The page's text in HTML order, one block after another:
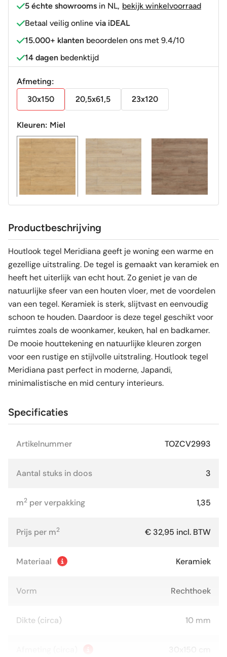
5 échte showrooms in NL, bekijk winkelvoorraad
Betaal veilig online via iDEAL
15.000+ klanten beoordelen ons met 9.4/10
14 dagen bedenktijd
Afmeting:
30x150
20,5x61,5 23x120
Kleuren: Miel
Productbeschrijving
Houtlook tegel Meridiana geeft je woning een warme en
gezellige uitstraling. De tegel is gemaakt van keramiek en
heeft het uiterlijk van echt hout. Zo geniet je van de
natuurlijke sfeer van een houten vloer, met de voordelen
van een tegel. Keramiek is sterk, slijtvast en eenvoudig
schoon te houden. Daardoor is deze tegel geschikt voor
ruimtes zoals de woonkamer, keuken, hal en badkamer.
De mooie houttekening en natuurlijke kleuren zorgen
voor een rustige en stijlvolle uitstraling. Houtlook tegel
Meridiana past perfect in moderne, Japandi,
minimalistische en mid century interieurs.
Specificaties
Artikelnummer TOZCV2993
Aantal stuks in doos 3
m2 per verpakking 1,35
Prijs per m2 € 32,95 incl. BTW
Materiaal Keramiek
Vorm Rechthoek
Dikte (circa) 10 mm